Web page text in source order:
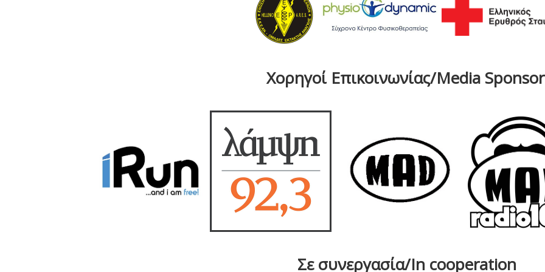
Χορηγοί Επικοινωνίας/Media
Σε συνεργασία/In cooperation